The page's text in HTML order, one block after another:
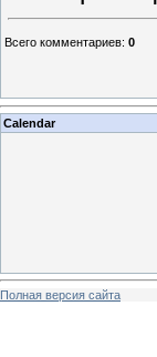
Всего комментариев: 0
Calendar
Полная версия сайта